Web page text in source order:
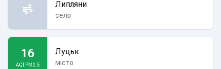
Липляни
село
16
AQI PM2.5
Луцьк
місто